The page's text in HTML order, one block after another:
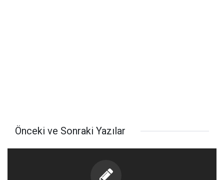
Önceki ve Sonraki Yazılar